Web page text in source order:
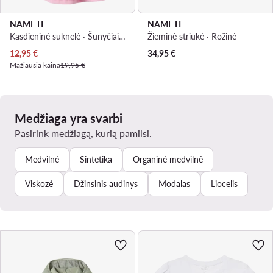
NAME IT
Kasdieninė suknelė · Šunyčiai patruliai · Rožinė
Dabartinė kaina
12,95€
Mažiausia kaina19,95 €
NAME IT
Žieminė striukė · Rožinė
34,95€
Medžiaga yra svarbi
Pasirink medžiagą, kurią pamilsi.
Medvilnė Sintetika Organinė medvilnė
Viskozė Džinsinis audinys Modalas Liocelis